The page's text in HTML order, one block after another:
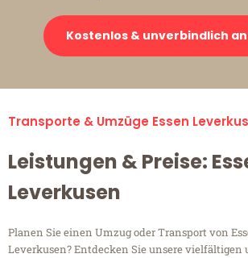
Kostenlos & unverbindlich
Transporte & Umzüge Essen
Leistungen & Preise:
Leverkusen
Planen Sie einen Umzug oder Transport von
Leverkusen? Entdecken Sie unsere vielfältigen